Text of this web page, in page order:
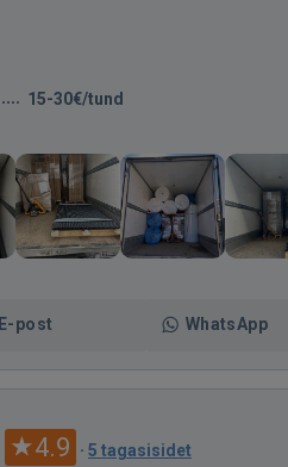
15-30€/tund
E-post WhatsApp
4.9 · 5 tagasisidet